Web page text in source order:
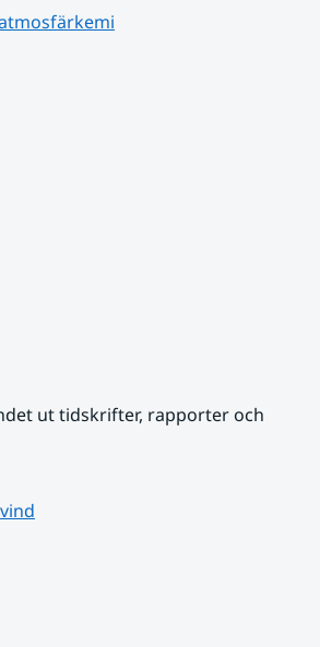
ut tidskrifter, rapporter och